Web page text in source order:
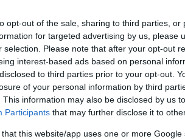
opt-out of the sale, sharing to third parties,
for targeted advertising by us, please
selection. Please note that after your opt-out
interest-based ads based on personal
to third parties prior to your opt-out.
of your personal information by third
This information may also be disclosed by us
Participants that may further disclose it to
that this website/app uses one or more
του Δήμου
της οδού Μ. Θεοτόκη μοίρασαν